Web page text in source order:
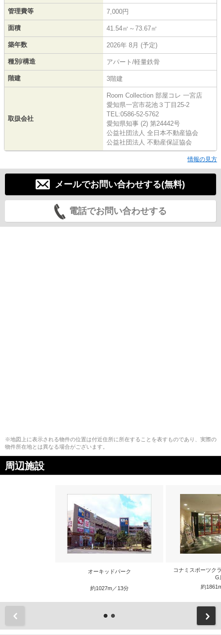
管理費等 7,000円
面積 41.54㎡～73.67㎡
築年数 2026年 8月 (予定)
種別/構造 アパート/軽量鉄骨
階建 3階建
取扱会社
Room Collection 部屋コレ 一宮店
愛知県一宮市花池３丁目25-2
TEL:0586-52-5762
愛知県知事 (2) 第24442号
公益社団法人 全日本不動産協会
公益社団法人 不動産保証協会
情報の見方
メールでお問い合わせする(無料)
電話でお問い合わせする
※地図上に表示される物件の位置は付近住所に所在することを表すものであり、実際の
物件所在地とは異なる場合がございます。
周辺施設
オーキッドパーク
約1027m／13分
コナミスポーツク
G
約